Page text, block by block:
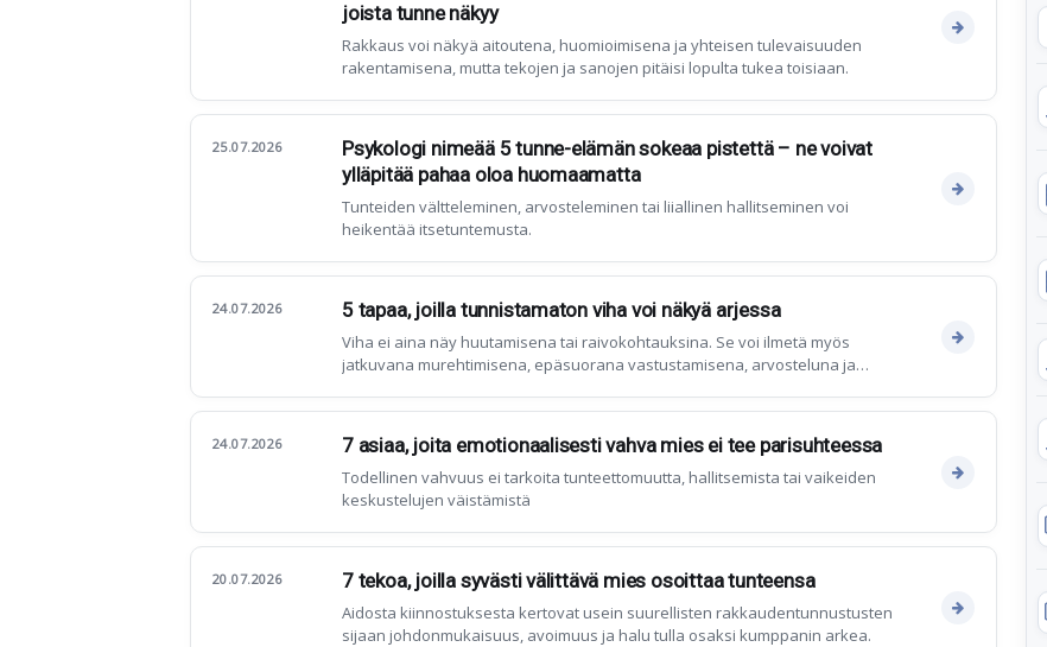
joista tunne näkyy
Rakkaus voi näkyä aitoutena, huomioimisena ja yhteisen tulevaisuuden
rakentamisena, mutta tekojen ja sanojen pitäisi lopulta tukea toisiaan.
25.07.2026
Psykologi nimeää 5 tunne-elämän sokeaa pistettä – ne voivat
ylläpitää pahaa oloa huomaamatta
Tunteiden vältteleminen, arvosteleminen tai liiallinen hallitseminen voi
heikentää itsetuntemusta.
24.07.2026 5 tapaa, joilla tunnistamaton viha voi näkyä arjessa
Viha ei aina näy huutamisena tai raivokohtauksina. Se voi ilmetä myös
jatkuvana murehtimisena, epäsuorana vastustamisena, arvosteluna ja
24.07.2026 7 asiaa, joita emotionaalisesti vahva mies ei tee parisuhteessa
Todellinen vahvuus ei tarkoita tunteettomuutta, hallitsemista tai vaikeiden
keskustelujen väistämistä
20.07.2026 7 tekoa, joilla syvästi välittävä mies osoittaa tunteensa
Aidosta kiinnostuksesta kertovat usein suurellisten rakkaudentunnustusten
sijaan johdonmukaisuus, avoimuus ja halu tulla osaksi kumppanin arkea.